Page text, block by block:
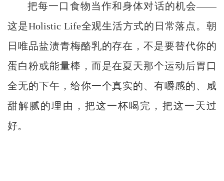
把每一口食物当作和身体对话的机会——
这是Holistic Life全观生活方式的日常落点。朝
日唯品盐渍青梅酪乳的存在，不是要替代你的
蛋白粉或能量棒，而是在夏天那个运动后胃口
全无的下午，给你一个真实的、有嚼感的、咸
甜解腻的理由，把这一杯喝完，把这一天过
好。